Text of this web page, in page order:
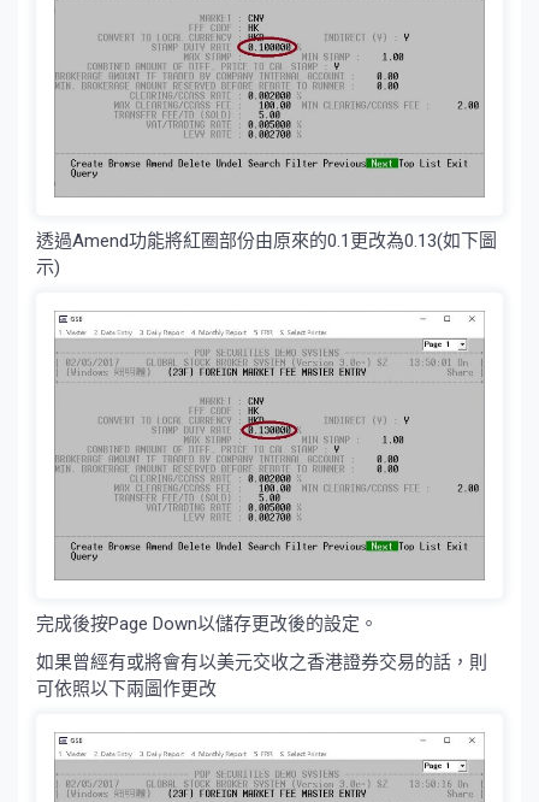
透過Amend功能將紅圈部份由原來的0.1更改為0.13(如下圖
示)
完成後按Page Down以儲存更改後的設定。
如果曾經有或將會有以美元交收之香港證券交易的話，則
可依照以下兩圖作更改